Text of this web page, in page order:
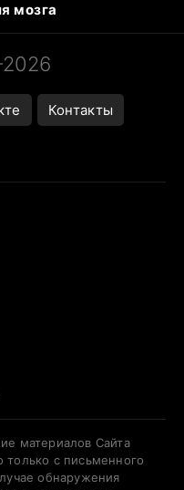
мозга
Контакты
материалов Сайта
с письменного
обнаружения